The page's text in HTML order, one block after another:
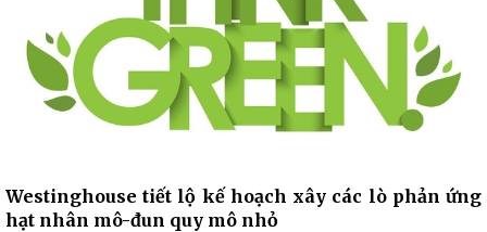
Westinghouse tiết lộ kế hoạch xây các lò phản ứng
hạt nhân mô-đun quy mô nhỏ